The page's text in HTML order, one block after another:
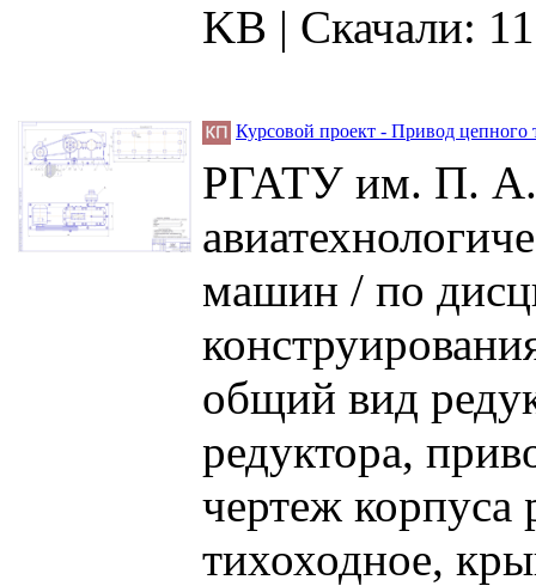
KB | Скачали:
Курсовой проект - Привод цепного
РГАТУ им. П. А.
машин / по
общий вид
редуктора,
чертеж корпуса
тихоходное,